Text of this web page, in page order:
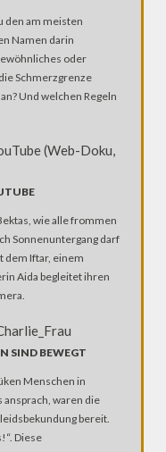
den am meisten
Namen darin
oder
Schmerzgrenze
Und welchen Regeln
wie alle frommen
Sonnenuntergang darf
dem Iftar, einem
Aida begleitet ihren
SIND BEWEGT
Menschen in
ansprach, waren die
bereit.
Diese